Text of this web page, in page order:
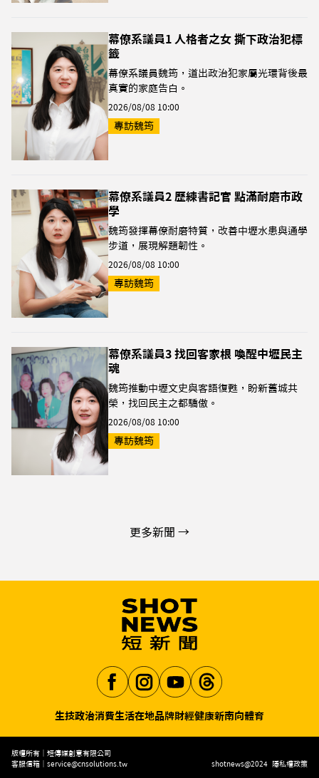
幕僚系議員1 人格者之女 撕下政治犯標
籤
幕僚系議員魏筠，道出政治犯家屬光環背後最
真實的家庭告白。
2026/08/08 10:00
專訪魏筠
幕僚系議員2 歷練書記官 點滿耐磨市政
學
魏筠發揮幕僚耐磨特質，改善中壢水患與通學
步道，展現解題韌性。
2026/08/08 10:00
專訪魏筠
幕僚系議員3 找回客家根 喚醒中壢民主
魂
魏筠推動中壢文史與客語復甦，盼新舊城共
榮，找回民主之都驕傲。
2026/08/08 10:00
專訪魏筠
更多新聞 →
Aa
生技政治消費生活在地品牌財經健康新南向體育
版權所有｜短傳媒創意有限公司
客服信箱｜ service@cnsolutions.tw shotnews@2024 隱私權政策